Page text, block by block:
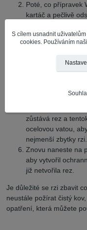
Poté, co přípravek
kartáč a pečlivě
půjde odstranit.
Opětovně naneste
Tentokrát použijte
rezu, kolik tímto
zůstává rez a
ocelovou vatou,
nejmenší zbytky rzi.
Znovu naneste na
aby vytvořil
již netvořila rez.
Je důležité se rzi zbavit
neustále požírat čistý
opatření, která můžete
S cílem usnadnit
cookies. Používáním